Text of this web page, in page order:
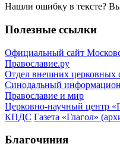
Нашли ошибку в тексте?
Полезные ссылки
Официальный сайт
Православие.ру
Отдел внешних церковных
Синодальный
Православие и мир
Церковно-научный центр
КПДС Газета «Глагол»
Благочиния